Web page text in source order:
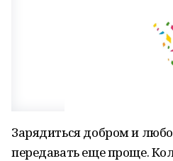
Зарядиться добром и
передавать еще проще.